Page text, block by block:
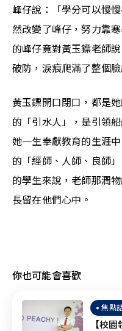
峰仔說：「學分可以慢
然改變了峰仔，努力靠
的峰仔竟對黃玉鏢老師
破防，淚痕爬滿了整個
黃玉鏢開口閉口，都是
的「引水人」，是引領
她一生奉獻教育的生涯
的「經師、人師、良師
的學生來說，老師那潤
長留在他們心中。
你也可能會喜歡
焦點
【校